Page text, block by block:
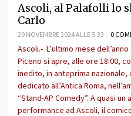
Ascoli, al Palafolli lo
Carlo
29 NOVEMBRE 2024 ALLE 5:33 0
Ascoli.- L’ultimo mese
Piceno si apre, alle ore 18:00,
inedito, in anteprima nazionale,
dedicato all’Antica Roma,
“Stand-AP Comedy”. A quasi
performance ad Ascoli, il